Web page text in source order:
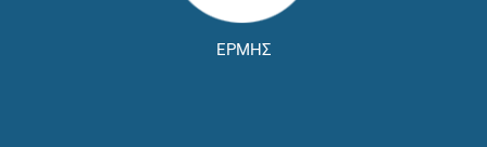
ΕΡΜΗΣ